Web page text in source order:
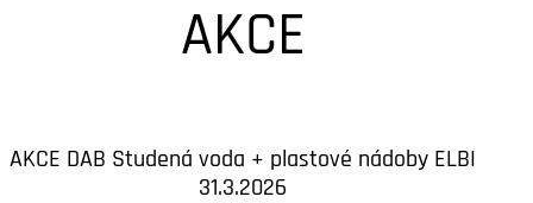
AKCE
AKCE DAB Studená voda + plastové nádoby ELBI
31.3.2026